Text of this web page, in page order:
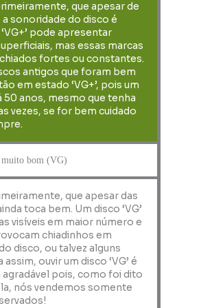
que apesar de
sonoridade do disco é
pode apresentar
mas essas marcas
fortes ou constantes.
antigos que foram bem
em estado ‘VG+’, pois um
50 anos, mesmo que tenha
vezes, se for bem cuidado
muito bom (VG)
que apesar das
toca bem. Um disco ‘VG’
visíveis em maior número e
chiadinhos em
disco, ou talvez alguns
ouvir um disco ‘VG’ é
agradável pois, como foi dito
nós vendemos somente